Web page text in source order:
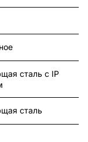
сталь с IP
сталь